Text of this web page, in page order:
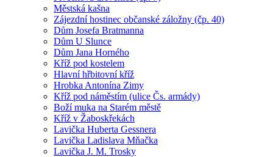
Městská kašna
Zájezdní hostinec občanské záložny (čp. 40)
Dům Josefa Bratmanna
Dům U Slunce
Dům Jana Horného
Kříž pod kostelem
Hlavní hřbitovní kříž
Hrobka Antonína Zimy
Kříž pod náměstím (ulice Čs. armády)
Boží muka na Starém městě
Kříž v Žaboskřekách
Lavička Huberta Gessnera
Lavička Ladislava Mňačka
Lavička J. M. Trosky